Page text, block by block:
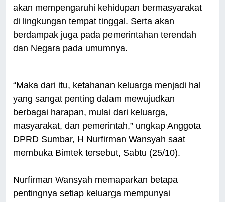
akan mempengaruhi kehidupan bermasyarakat
di lingku­ngan tempat tinggal. Serta akan
berdampak juga pada pemerintahan terendah
dan Negara pada umum­nya.
“Maka dari itu, ketahanan keluarga menjadi hal
yang sangat penting dalam mewujudkan
berbagai harapan, mulai dari keluarga,
masyarakat, dan pemerintah,” ungkap Anggota
DPRD Sumbar, H Nurfirman Wansyah saat
membuka Bimtek tersebut, Sabtu (25/10).
Nurfirman Wansyah memaparkan betapa
pentingnya setiap keluarga mempunyai